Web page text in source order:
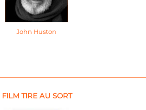
John Huston
FILM TIRE AU SORT